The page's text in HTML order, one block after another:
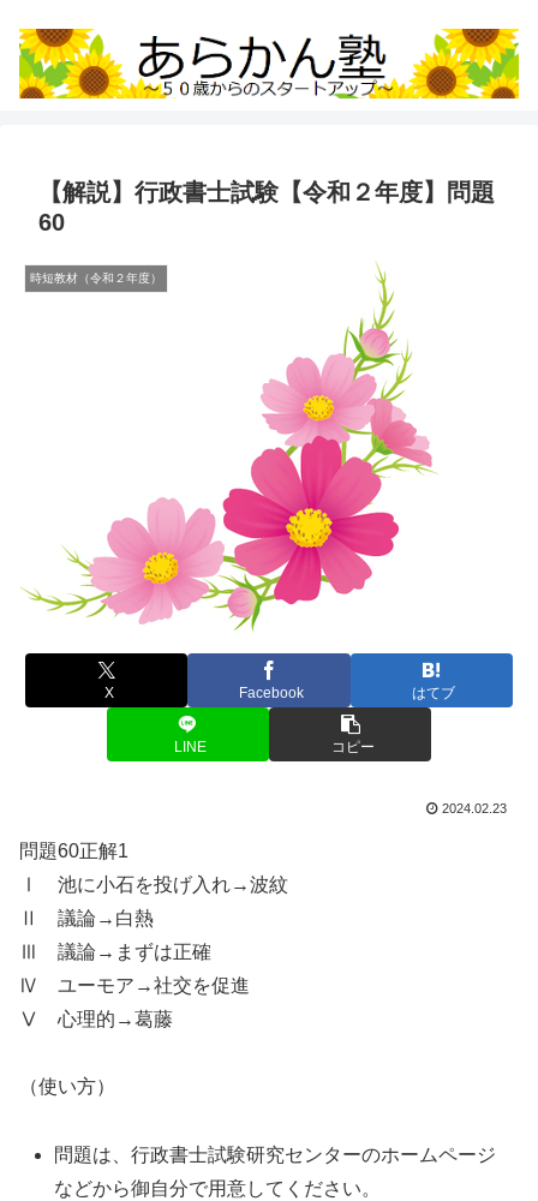
【解説】行政書士試験【令和２年度】問題
60
時短教材（令和２年度）
X Facebook はてブ
LINE コピー
2024.02.23
問題60正解1
Ⅰ 池に小石を投げ入れ→波紋
Ⅱ 議論→白熱
Ⅲ 議論→まずは正確
Ⅳ ユーモア→社交を促進
Ⅴ 心理的→葛藤
（使い方）
問題は、行政書士試験研究センターのホームページ
などから御自分で用意してください。